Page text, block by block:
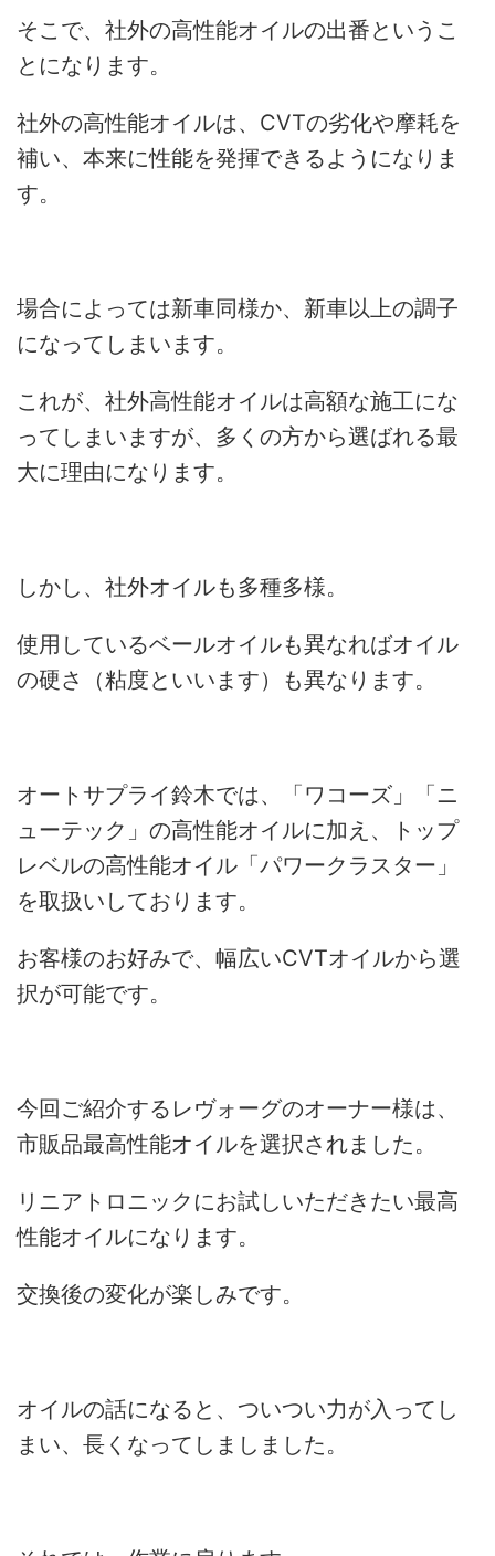
そこで、社外の高性能オイルの出番というこ
とになります。
社外の高性能オイルは、CVTの劣化や摩耗を
補い、本来に性能を発揮できるようになりま
す。
場合によっては新車同様か、新車以上の調子
になってしまいます。
これが、社外高性能オイルは高額な施工にな
ってしまいますが、多くの方から選ばれる最
大に理由になります。
しかし、社外オイルも多種多様。
使用しているベールオイルも異なればオイル
の硬さ（粘度といいます）も異なります。
オートサプライ鈴木では、「ワコーズ」「ニ
ューテック」の高性能オイルに加え、トップ
レベルの高性能オイル「パワークラスター」
を取扱いしております。
お客様のお好みで、幅広いCVTオイルから選
択が可能です。
今回ご紹介するレヴォーグのオーナー様は、
市販品最高性能オイルを選択されました。
リニアトロニックにお試しいただきたい最高
性能オイルになります。
交換後の変化が楽しみです。
オイルの話になると、ついつい力が入ってし
まい、長くなってしましました。